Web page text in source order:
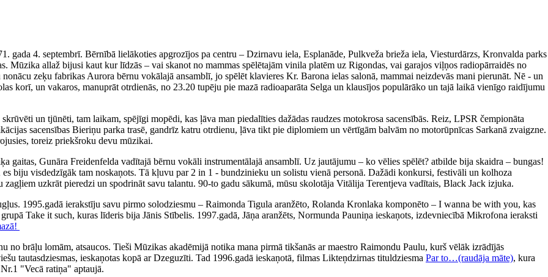
gada 4. septembrī. Bērnībā lielākoties apgrozījos pa centru – Dzirnavu iela, Esplanāde, Pulkveža brieža iela, Viesturdārzs, Kronvalda parks
Mūzika allaž bijusi kaut kur līdzās – vai skanot no mammas spēlētajām vinila platēm uz Rigondas, vai garajos viļņos radiopārraidēs no
zeķu fabrikas Aurora bērnu vokālajā ansamblī, jo spēlēt klavieres Kr. Barona ielas salonā, mammai neizdevās mani pierunāt. Nē - un
korī, un vakaros, manuprāt otrdienās, no 23.20 tupēju pie mazā radioaparāta Selga un klausījos populārāko un tajā laikā vienīgo raidījumu
un tjūnēti, tam laikam, spējīgi mopēdi, kas ļāva man piedalīties dažādas raudzes motokrosa sacensībās. Reiz, LPSR čempionāta
sacensības Bieriņu parka trasē, gandrīz katru otrdienu, ļāva tikt pie diplomiem un vērtīgām balvām no motorūpnīcas Sarkanā zvaigzne.
toreiz priekšroku devu mūzikai.
gaitas, Gunāra Freidenfelda vadītajā bērnu vokāli instrumentālajā ansamblī. Uz jautājumu – ko vēlies spēlēt? atbilde bija skaidra – bungas!
biju visdedzīgāk tam noskaņots. Tā kļuvu par 2 in 1 - bundzinieku un solistu vienā personā. Dažādi konkursi, festivāli un kolhoza
uzkrāt pieredzi un spodrināt savu talantu. 90-to gadu sākumā, mūsu skolotāja Vitālija Terentjeva vadītais, Black Jack izjuka.
1995.gadā ierakstīju savu pirmo solodziesmu – Raimonda Tigula aranžēto, Rolanda Kronlaka komponēto – I wanna be with you, kas
Take it such, kuras līderis bija Jānis Stībelis. 1997.gadā, Jāņa aranžēts, Normunda Pauniņa ieskaņots, izdevniecībā Mikrofona ieraksti
brāļu lomām, atsaucos. Tieši Mūzikas akadēmijā notika mana pirmā tikšanās ar maestro Raimondu Paulu, kurš vēlāk izrādījās
tautasdziesmas, ieskaņotas kopā ar Dzeguzīti. Tad 1996.gadā ieskaņotā, filmas Likteņdzirnas tituldziesma Par to…(raudāja māte), kura
"Vecā ratiņa" aptaujā.